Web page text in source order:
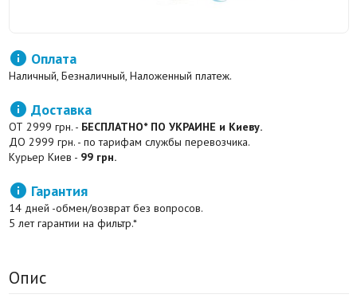
 Оплата
Наличный, Безналичный, Наложенный платеж.
 Доставка
ОТ 2999 грн. - БЕСПЛАТНО* ПО УКРАИНЕ и Киеву.
ДО 2999 грн. - по тарифам службы перевозчика.
Курьер Киев - 99 грн.
 Гарантия
14 дней -обмен/возврат без вопросов.
5 лет гарантии на фильтр.*
Опис